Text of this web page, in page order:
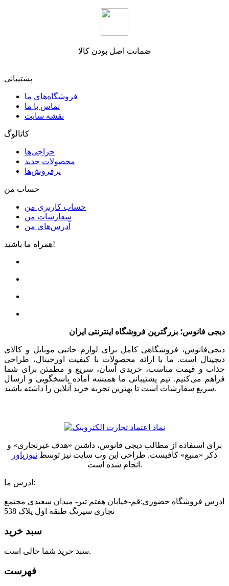
ضمانت اصل بودن کالا
پشتیبانی
فروشگاه‌های ما
تماس با ما
نقشه سایت
کاتالوگ
حراجی‌ها
محصولات جدید
پرفروش‌ها
حساب من
حساب کاربری من
سفارشات من
آدرس‌های من
همراه ما باشید!
دیجی فانوس؛ بزرگترین فروشگاه اینترنتی ایران
دیجی‌فانوس، فروشگاهی کامل برای لوازم جانبی موبایل و کالای
دیجیتال است. ما با ارائه محصولات با کیفیت اورجینال، طراحی
جذاب و قیمت مناسب، خریدی آسان، سریع و مطمئن برای شما
فراهم می‌کنیم. تیم پشتیبانی ما همیشه آماده پاسخگویی و ارسال
سریع سفارشات است تا بهترین تجربه خرید آنلاین را داشته باشید.
برای استفاده از مطالب دیجی فانوس، داشتن «هدف غیرتجاری» و
ذکر «منبع» کافیست. طراحی این وب سایت نیز توسط نیوزپاور
انجام شده است.
ادرس ما:
ادرس فروشگاه حضوری:قم-خیابان هفتم تیر- میدان سعیدی مجتمع
تجاری سیرنگ طبقه اول پلاک 538
سبد خرید
سبد خرید شما خالی است.
فهرست